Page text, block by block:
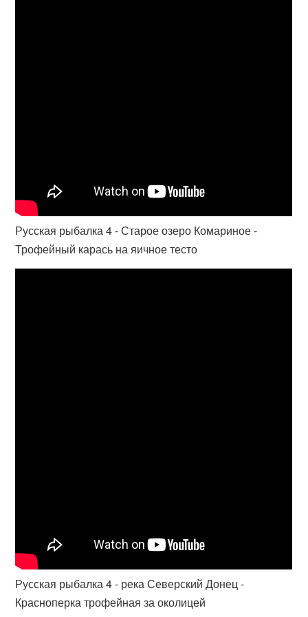
Русская рыбалка 4 - Старое озеро Комариное -
Трофейный карась на яичное тесто
Русская рыбалка 4 - река Северский Донец -
Красноперка трофейная за околицей